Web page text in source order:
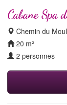
Cabane Spa
Chemin du
20 m²
2 personnes